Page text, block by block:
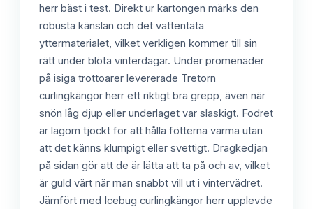
herr bäst i test. Direkt ur kartongen märks den
robusta känslan och det vattentäta
yttermaterialet, vilket verkligen kommer till sin
rätt under blöta vinterdagar. Under promenader
på isiga trottoarer levererade Tretorn
curlingkängor herr ett riktigt bra grepp, även när
snön låg djup eller underlaget var slaskigt. Fodret
är lagom tjockt för att hålla fötterna varma utan
att det känns klumpigt eller svettigt. Dragkedjan
på sidan gör att de är lätta att ta på och av, vilket
är guld värt när man snabbt vill ut i vintervädret.
Jämfört med Icebug curlingkängor herr upplevde